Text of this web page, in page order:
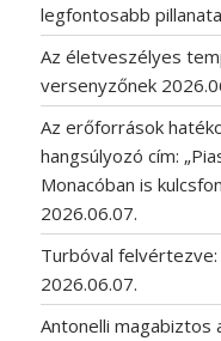
legfontosabb
Az életveszélyes
versenyzőnek
Az erőforrások
hangsúlyozó cím:
Monacóban is
2026.06.07.
Turbóval
2026.06.07.
Antonelli magabiztos